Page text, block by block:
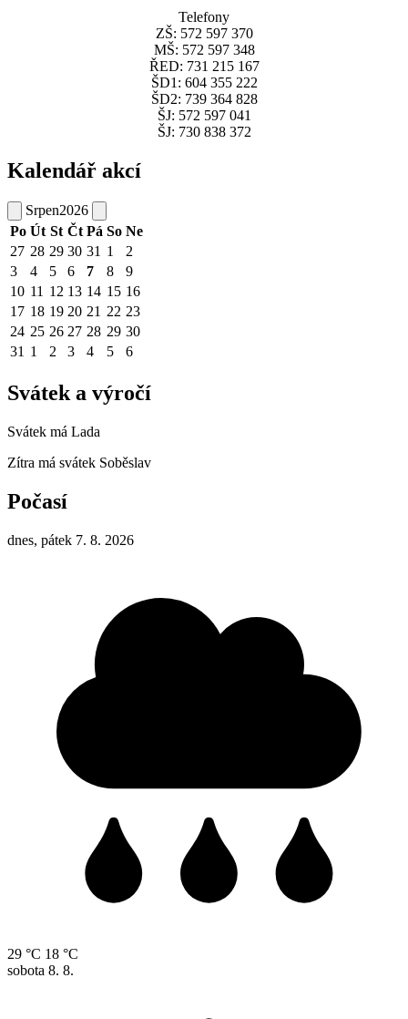
Telefony
ZŠ: 572 597 370
MŠ: 572 597 348
ŘED: 731 215 167
ŠD1: 604 355 222
ŠD2: 739 364 828
ŠJ: 572 597 041
ŠJ: 730 838 372
Kalendář akcí
Srpen2026
Po Út St Čt Pá So Ne
27 28 29 30 31 1
2
3
4 5 6 7 8
9
10 11 12 13 14 15 16
17 18 19 20 21 22 23
24 25 26 27 28 29 30
31 1 2 3 4 5 6
Svátek a výročí
Svátek má Lada
Zítra má svátek Soběslav
Počasí
dnes, pátek 7. 8. 2026
29 °C 18 °C
sobota 8. 8.